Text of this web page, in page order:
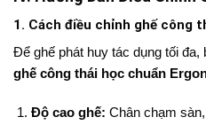
1. Cách điều chỉnh ghế công
Để ghế phát huy tác dụng tối đa,
ghế công thái học chuẩn
Độ cao ghế: Chân chạm